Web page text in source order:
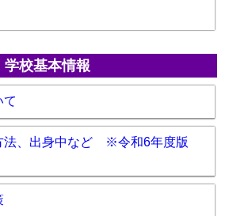
学校基本情報
て
法、出身中など ※令和6年度版